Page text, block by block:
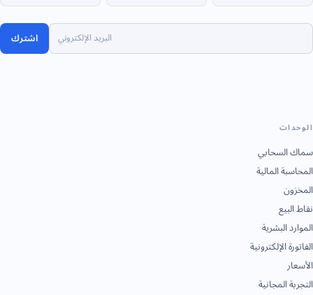
اشترك
الوحدات
سماك السحابي
المحاسبة المالية
المخزون
نقاط البيع
الموارد البشرية
الفاتورة الإلكترونية
الأسعار
التجربة المجانية